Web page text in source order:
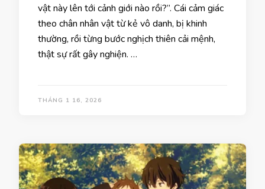
vật này lên tới cảnh giới nào rồi?”. Cái cảm giác
theo chân nhân vật từ kẻ vô danh, bị khinh
thường, rồi từng bước nghịch thiên cải mệnh,
thật sự rất gây nghiện. …
THÁNG 1 16, 2026